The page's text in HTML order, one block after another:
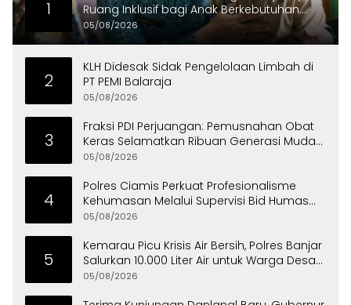
1
Ruang Inklusif bagi Anak Berkebutuhan
Khusus
05/08/2026
2
KLH Didesak Sidak Pengelolaan Limbah di
PT PEMI Balaraja
05/08/2026
3
Fraksi PDI Perjuangan: Pemusnahan Obat
Keras Selamatkan Ribuan Generasi Muda
Tangsel
05/08/2026
4
Polres Ciamis Perkuat Profesionalisme
Kehumasan Melalui Supervisi Bid Humas
Polda Jabar
05/08/2026
5
Kemarau Picu Krisis Air Bersih, Polres Banjar
Salurkan 10.000 Liter Air untuk Warga Desa
Binangun
05/08/2026